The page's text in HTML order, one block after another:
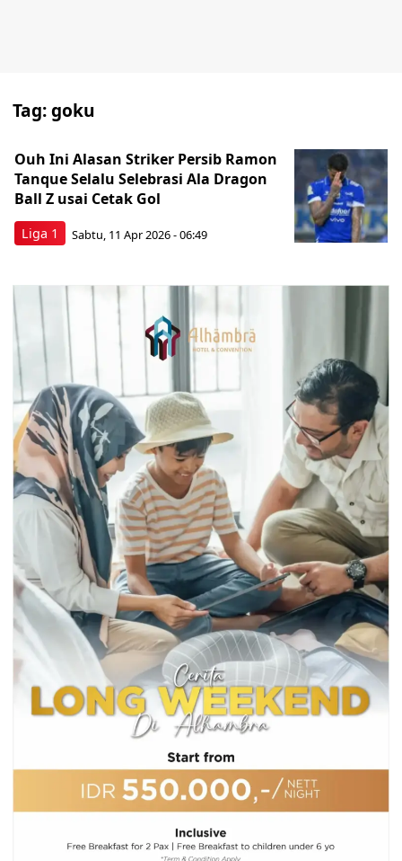
Tag:goku
Liga 1
Ouh Ini Alasan Striker Persib Ramon
Tanque Selalu Selebrasi Ala Dragon
Ball Z usai Cetak Gol
Sabtu, 11 Apr 2026 - 06:49